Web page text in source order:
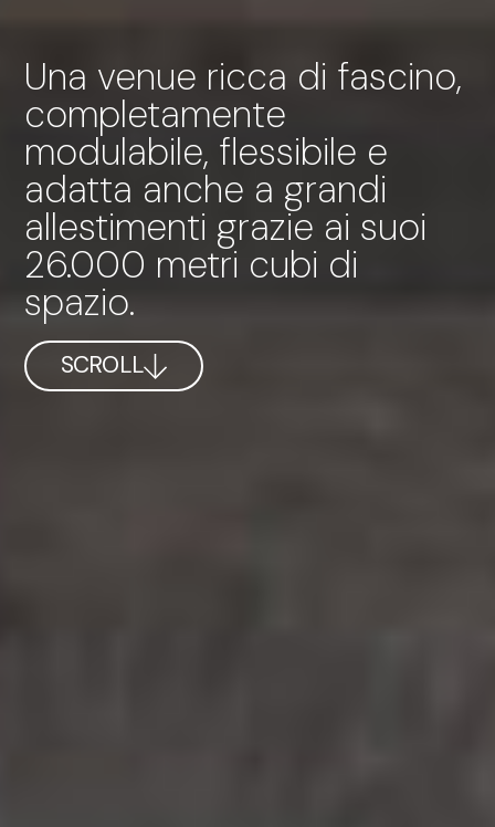
Una venue ricca di fascino,
completamente
modulabile, flessibile e
adatta anche a grandi
allestimenti grazie ai suoi
26.000 metri cubi di
spazio.
SCROLL